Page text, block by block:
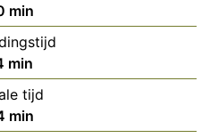
minuten
min
minuten
min
tijd
minuten
min